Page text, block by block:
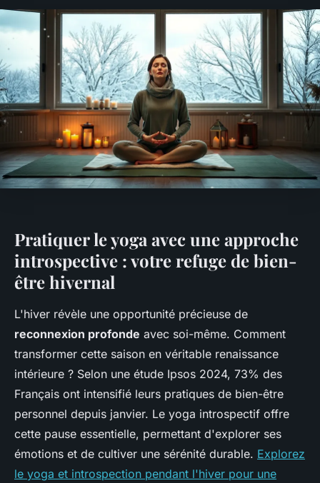
Pratiquer le yoga avec une approche
introspective : votre refuge de bien-
être hivernal
L'hiver révèle une opportunité précieuse de
reconnexion profonde avec soi-même. Comment
transformer cette saison en véritable renaissance
intérieure ? Selon une étude Ipsos 2024, 73% des
Français ont intensifié leurs pratiques de bien-être
personnel depuis janvier. Le yoga introspectif offre
cette pause essentielle, permettant d'explorer ses
émotions et de cultiver une sérénité durable. Explorez
le yoga et introspection pendant l'hiver pour une